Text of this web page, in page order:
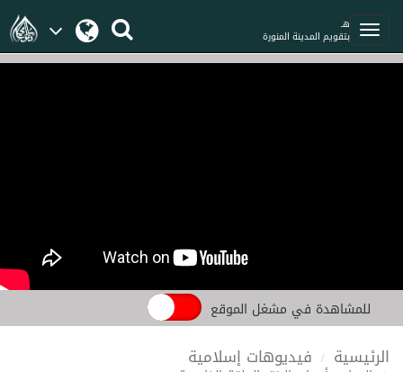
هـ
بتقويم المدينة المنورة
للمشاهدة في مشغل الموقع
الرئيسية فيديوهات إسلامية